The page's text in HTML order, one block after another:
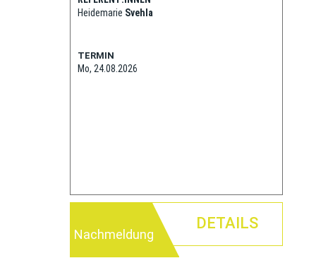
Heidemarie Svehla
TERMIN
Mo, 24.08.2026
Nachmeldung
DETAILS